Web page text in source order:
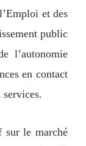
et des
public
l’autonomie
en contact
sur le marché